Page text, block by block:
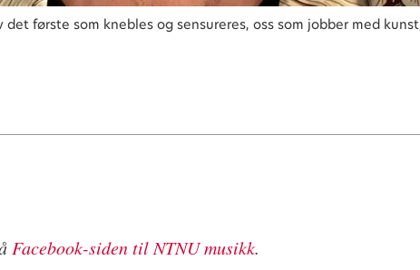
første som knebles og sensureres, oss som jobber med
Facebook-siden til NTNU musikk.